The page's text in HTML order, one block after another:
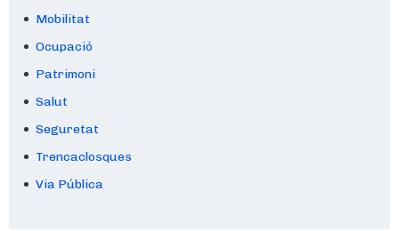
Sortim a passejar (veus)
Mobilitat
Ocupació
Patrimoni
Salut
Seguretat
Trencaclosques
Via Pública